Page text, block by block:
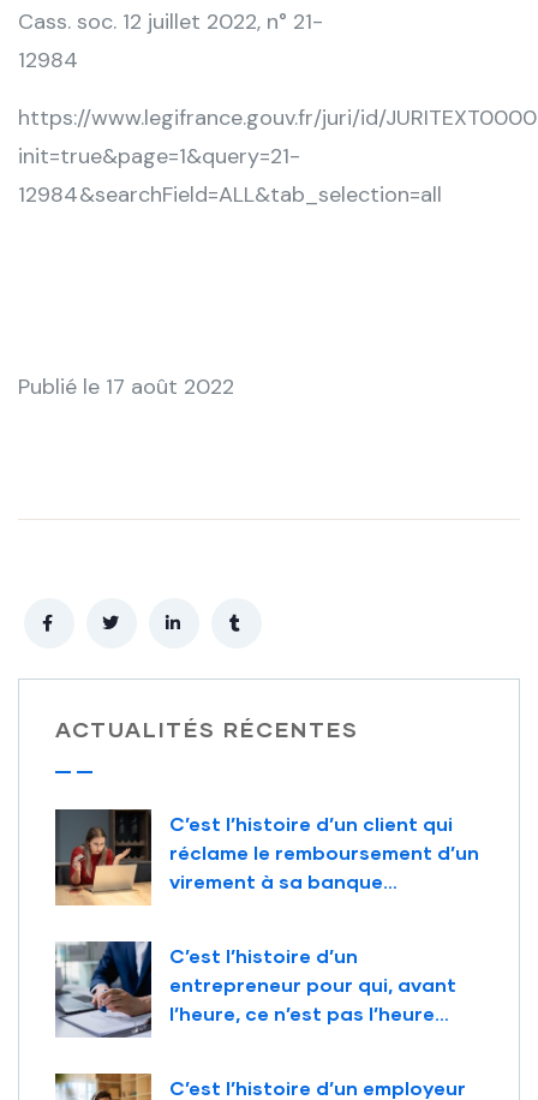
Cass. soc. 12 juillet 2022, n° 21-
12984
https://www.legifrance.gouv.fr/juri/id/
init=true&page=1&query=21-
12984&searchField=ALL&tab_selection=all
Publié le 17 août 2022
ACTUALITÉS RÉCENTES
C’est l’histoire d’un client qui
réclame le remboursement d’un
virement à sa banque…
C’est l’histoire d’un
entrepreneur pour qui, avant
l’heure, ce n’est pas l’heure…
C’est l’histoire d’un employeur